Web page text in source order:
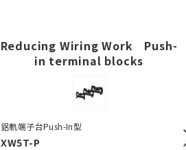
Reducing Wiring Work Push-
in terminal blocks
鋁軌端子台Push-In型
XW5T-P
PYF-[][]-PU / PTF-[][]-PU